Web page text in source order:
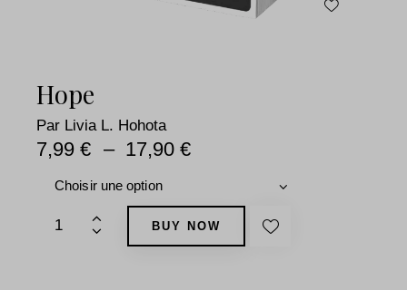
Hope
Par Livia L. Hohota
7,99 € – 17,90 €
BUY NOW